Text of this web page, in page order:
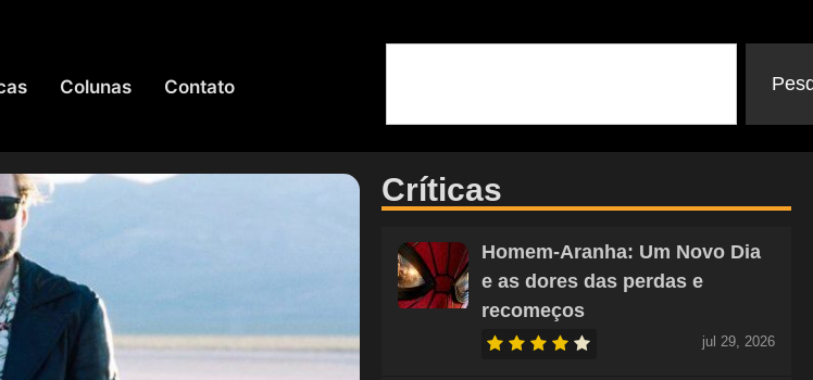
Colunas Contato
Críticas
Homem-Aranha: Um Novo Dia
e as dores das perdas e
recomeços
jul 29, 2026